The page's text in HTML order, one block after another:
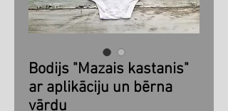
Bodijs "Mazais kastanis"
ar aplikāciju un bērna
vārdu